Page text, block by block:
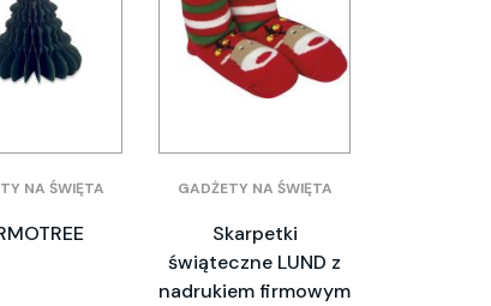
NA ŚWIĘTA GADŻETY NA ŚWIĘTA
Skarpetki
świąteczne LUND z
nadrukiem firmowym